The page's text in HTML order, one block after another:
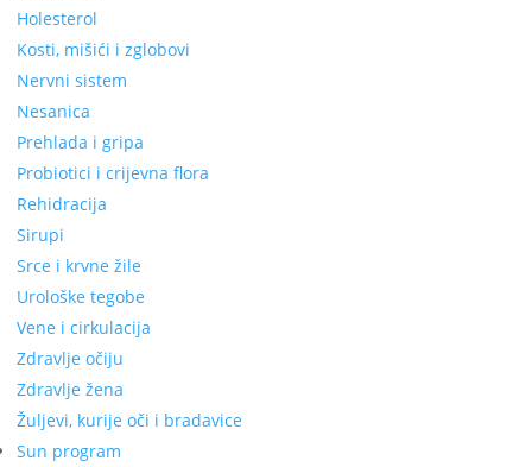
Holesterol
Kosti, mišići i zglobovi
Nervni sistem
Nesanica
Prehlada i gripa
Probiotici i crijevna flora
Rehidracija
Sirupi
Srce i krvne žile
Urološke tegobe
Vene i cirkulacija
Zdravlje očiju
Zdravlje žena
Žuljevi, kurije oči i bradavice
Sun program